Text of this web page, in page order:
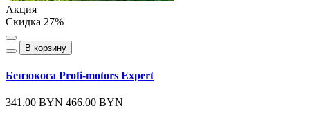
Акция
Скидка 27%
В корзину
Бензокоса Profi-motors Expert
341.00 BYN 466.00 BYN